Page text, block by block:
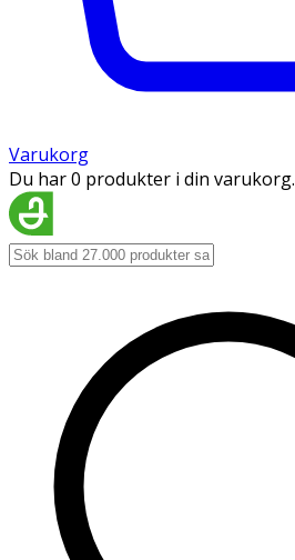
Varukorg
Du har 0 produkter i din varukorg.